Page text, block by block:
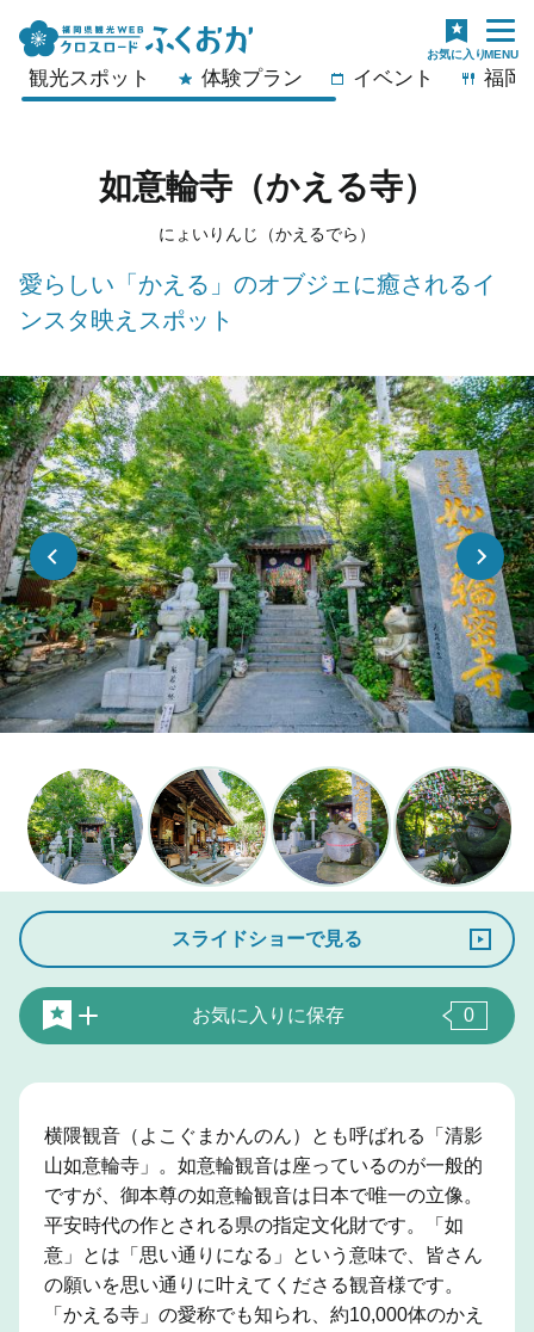
観光スポット 体験プラン イベント 福岡
如意輪寺（かえる寺）
にょいりんじ（かえるでら）
愛らしい「かえる」のオブジェに癒されるイ
ンスタ映えスポット
スライドショーで見る
お気に入りに保存 0
横隈観音（よこぐまかんのん）とも呼ばれる「清影
山如意輪寺」。如意輪観音は座っているのが一般的
ですが、御本尊の如意輪観音は日本で唯一の立像。
平安時代の作とされる県の指定文化財です。「如
意」とは「思い通りになる」という意味で、皆さん
の願いを思い通りに叶えてくださる観音様です。
「かえる寺」の愛称でも知られ、約10,000体のかえ